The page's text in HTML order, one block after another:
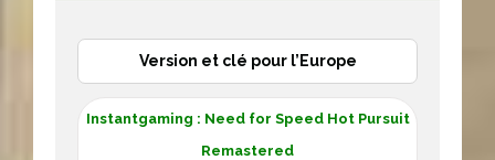
Version et clé pour l’Europe
Instantgaming : Need for Speed Hot Pursuit
Remastered